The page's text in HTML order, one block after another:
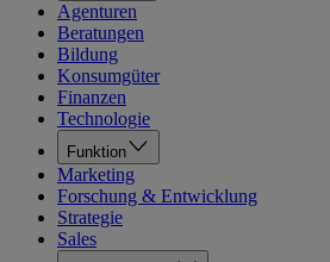
Agenturen
Beratungen
Bildung
Konsumgüter
Finanzen
Technologie
Funktion
Marketing
Forschung & Entwicklung
Strategie
Sales